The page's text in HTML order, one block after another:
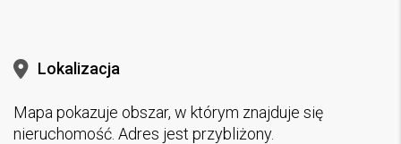
Lokalizacja
Mapa pokazuje obszar, w którym znajduje się
nieruchomość. Adres jest przybliżony.